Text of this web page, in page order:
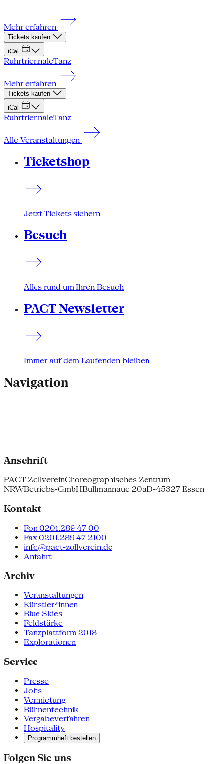
Mehr erfahren
Tickets kaufen
iCal
RuhrtriennaleTanz
Mehr erfahren
Tickets kaufen
iCal
RuhrtriennaleTanz
Alle Veranstaltungen
Ticketshop
Jetzt Tickets sichern
Besuch
Alles rund um Ihren Besuch
PACT Newsletter
Immer auf dem Laufenden bleiben
Navigation
Anschrift
PACT ZollvereinChoreographisches Zentrum
NRWBetriebs-GmbHBullmannaue 20aD-45327 Essen
Kontakt
Fon 0201.289 47 00
Fax 0201.289 47 2100
info@pact-zollverein.de
Anfahrt
Archiv
Veranstaltungen
Künstler*innen
Blue Skies
Feldstärke
Tanzplattform 2018
Explorationen
Service
Presse
Jobs
Vermietung
Bühnentechnik
Vergabeverfahren
Hospitality
Programmheft bestellen
Folgen Sie uns